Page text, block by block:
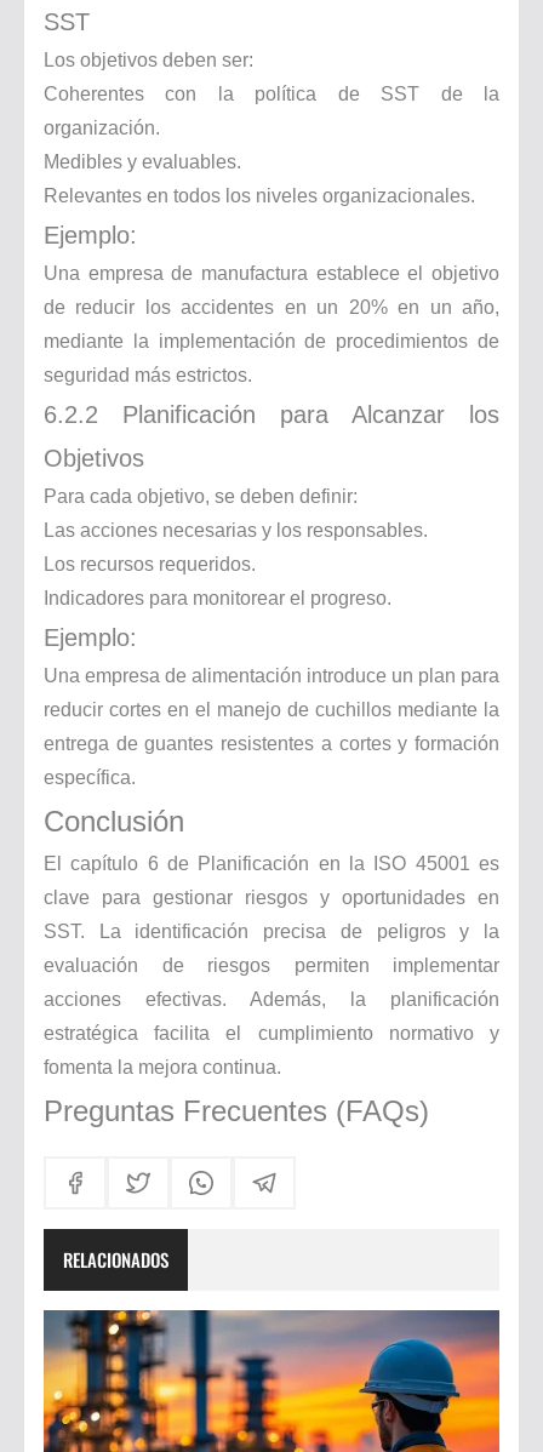
SST
Los objetivos deben ser:
Coherentes con la política de SST de la
organización.
Medibles y evaluables.
Relevantes en todos los niveles organizacionales.
Ejemplo:
Una empresa de manufactura establece el objetivo
de reducir los accidentes en un 20% en un año,
mediante la implementación de procedimientos de
seguridad más estrictos.
6.2.2 Planificación para Alcanzar los
Objetivos
Para cada objetivo, se deben definir:
Las acciones necesarias y los responsables.
Los recursos requeridos.
Indicadores para monitorear el progreso.
Ejemplo:
Una empresa de alimentación introduce un plan para
reducir cortes en el manejo de cuchillos mediante la
entrega de guantes resistentes a cortes y formación
específica.
Conclusión
El capítulo 6 de Planificación en la ISO 45001 es
clave para gestionar riesgos y oportunidades en
SST. La identificación precisa de peligros y la
evaluación de riesgos permiten implementar
acciones efectivas. Además, la planificación
estratégica facilita el cumplimiento normativo y
fomenta la mejora continua.
Preguntas Frecuentes (FAQs)
RELACIONADOS